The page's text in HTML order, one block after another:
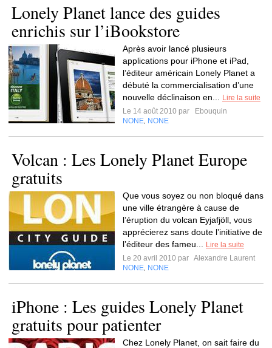
Lonely Planet lance des guides
enrichis sur l’iBookstore
Après avoir lancé plusieurs
applications pour iPhone et iPad,
l’éditeur américain Lonely Planet a
débuté la commercialisation d’une
nouvelle déclinaison en...
Lire la suite
Le 14 août 2010 par
Ebouquin
NONE NONE
Volcan : Les Lonely Planet Europe
gratuits
Que vous soyez ou non bloqué dans
une ville étrangère à cause de
l’éruption du volcan Eyjafjöll, vous
apprécierez sans doute l’initiative de
l’éditeur des fameu...
Lire la suite
Le 20 avril 2010 par Alexandre Laurent
NONE NONE
iPhone : Les guides Lonely Planet
gratuits pour patienter
Chez Lonely Planet, on sait faire du